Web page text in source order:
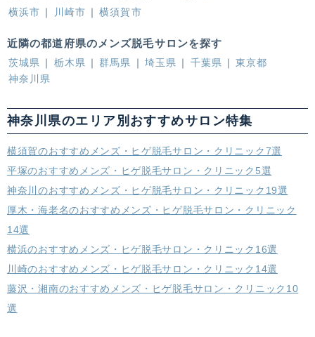
横浜市 川崎市 横須賀市
近隣の都道府県のメンズ脱毛サロンを探す
茨城県 栃木県 群馬県 埼玉県 千葉県
東京都
神奈川県
神奈川県のエリア別おすすめサロン特集
横須賀のおすすめメンズ・ヒゲ脱毛サロン・クリニック7選
平塚のおすすめメンズ・ヒゲ脱毛サロン・クリニック5選
神奈川のおすすめメンズ・ヒゲ脱毛サロン・クリニック19選
厚木・海老名のおすすめメンズ・ヒゲ脱毛サロン・クリニック
14選
横浜のおすすめメンズ・ヒゲ脱毛サロン・クリニック16選
川崎のおすすめメンズ・ヒゲ脱毛サロン・クリニック14選
藤沢・湘南のおすすめメンズ・ヒゲ脱毛サロン・クリニック10
選